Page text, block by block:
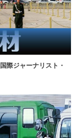
際ジャーナリスト・